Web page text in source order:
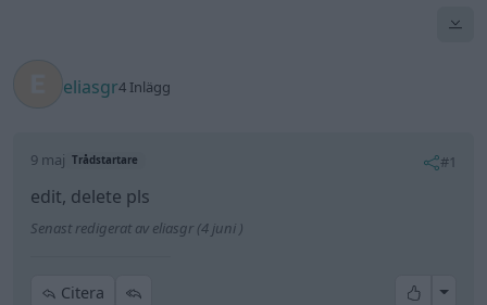
eliasgr4 Inlägg
9 maj Trådstartare #1
edit, delete pls
Senast redigerat av eliasgr (4 juni )
Citera All